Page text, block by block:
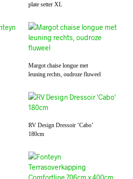
plate setter XL
Margot chaise longue met
leuning rechts, oudroze fluweel
RV Design Dressoir ‘Cabo’
180cm